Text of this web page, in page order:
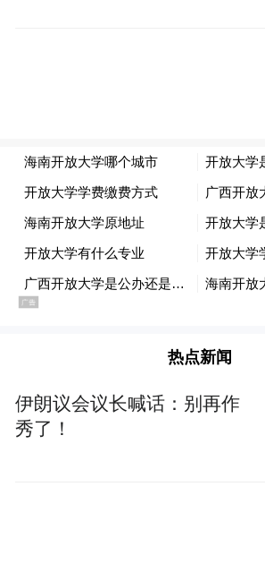
热点新闻
伊朗议会议长喊话：别再作
秀了！